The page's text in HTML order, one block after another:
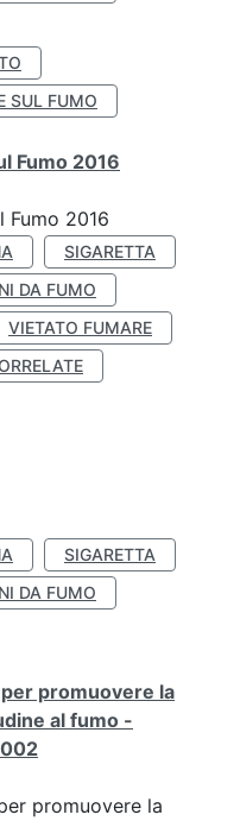
SUL FUMO
Fumo 2016
Fumo 2016
SIGARETTA
DA FUMO
VIETATO FUMARE
SIGARETTA
DA FUMO
promuovere la
al fumo -
promuovere la